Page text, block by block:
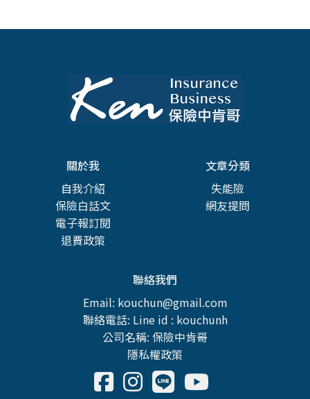
關於我
自我介紹
保險白話文
電子報訂閱
退費政策
文章分類
失能險
網友提問
聯絡我們
Email: kouchun@gmail.com
聯絡電話: Line id : kouchunh
公司名稱: 保險中肯哥
隱私權政策